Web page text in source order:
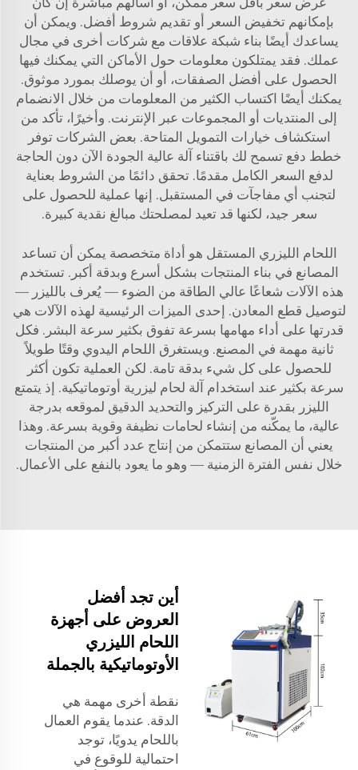
بإمكانهم تخفيض السعر أو تقديم شروط أفضل. ويمكن أن
يساعدك أيضًا بناء شبكة علاقات مع شركات أخرى في مجال
عملك. فقد يمتلكون معلومات حول الأماكن التي يمكنك فيها
الحصول على أفضل الصفقات، أو أن يوصلك بمورد موثوق.
يمكنك أيضًا اكتساب الكثير من المعلومات من خلال الانضمام
إلى المنتديات أو المجموعات عبر الإنترنت. وأخيرًا، تأكد من
استكشاف خيارات التمويل المتاحة. بعض الشركات توفر
خطط دفع تسمح لك باقتناء آلة عالية الجودة الآن دون الحاجة
لدفع السعر الكامل مقدمًا. تحقق دائمًا من الشروط بعناية
لتجنب أي مفاجآت في المستقبل. إنها عملية للحصول على
سعر جيد، لكنها قد تعيد لمصلحتك مبالغ نقدية كبيرة.
اللحام الليزري المستقل هو أداة متخصصة يمكن أن تساعد
المصانع في بناء المنتجات بشكل أسرع وبدقة أكبر. تستخدم
هذه الآلات شعاعًا عالي الطاقة من الضوء — يُعرف بالليزر —
لتوصيل قطع المعادن. إحدى الميزات الرئيسية لهذه الآلات هي
قدرتها على أداء مهامها بسرعة تفوق بكثير سرعة البشر. فكل
ثانية مهمة في المصنع. ويستغرق اللحام اليدوي وقتًا طويلاً
للحصول على كل شيء بدقة تامة. لكن العملية تكون أكثر
سرعة بكثير عند استخدام آلة لحام ليزرية أوتوماتيكية. إذ يتمتع
الليزر بقدرة على التركيز والتحديد الدقيق لموقعه بدرجة
عالية، ما يمكّنه من إنشاء لحامات نظيفة وقوية بسرعة. وهذا
يعني أن المصانع ستتمكن من إنتاج عدد أكبر من المنتجات
خلال نفس الفترة الزمنية — وهو ما يعود بالنفع على الأعمال.
أين تجد أفضل
العروض على أجهزة
اللحام الليزري
الأوتوماتيكية بالجملة
نقطة أخرى مهمة هي
الدقة. عندما يقوم العمال
باللحام يدويًا، توجد
احتمالية للوقوع في